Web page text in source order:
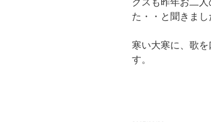
た・・と聞きまし
寒い大寒に、歌
す。